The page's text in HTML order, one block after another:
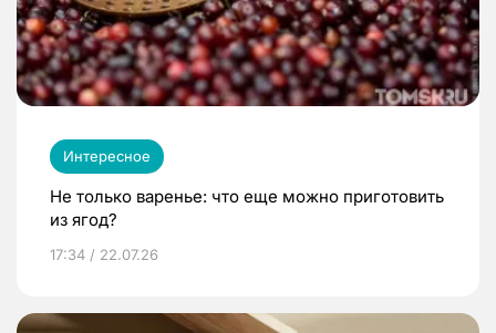
Интересное
Не только варенье: что еще можно приготовить
из ягод?
17:34 / 22.07.26